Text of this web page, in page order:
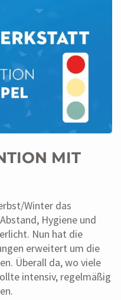
MIT
Winter das
Hygiene und
Nun hat die
erweitert um die
Überall da, wo viele
intensiv, regelmäßig